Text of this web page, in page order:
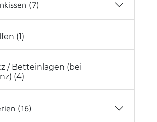
(7)
mit Hilfsmittelnummer
(1)
/ Betteinlagen (bei
(4)
(16)